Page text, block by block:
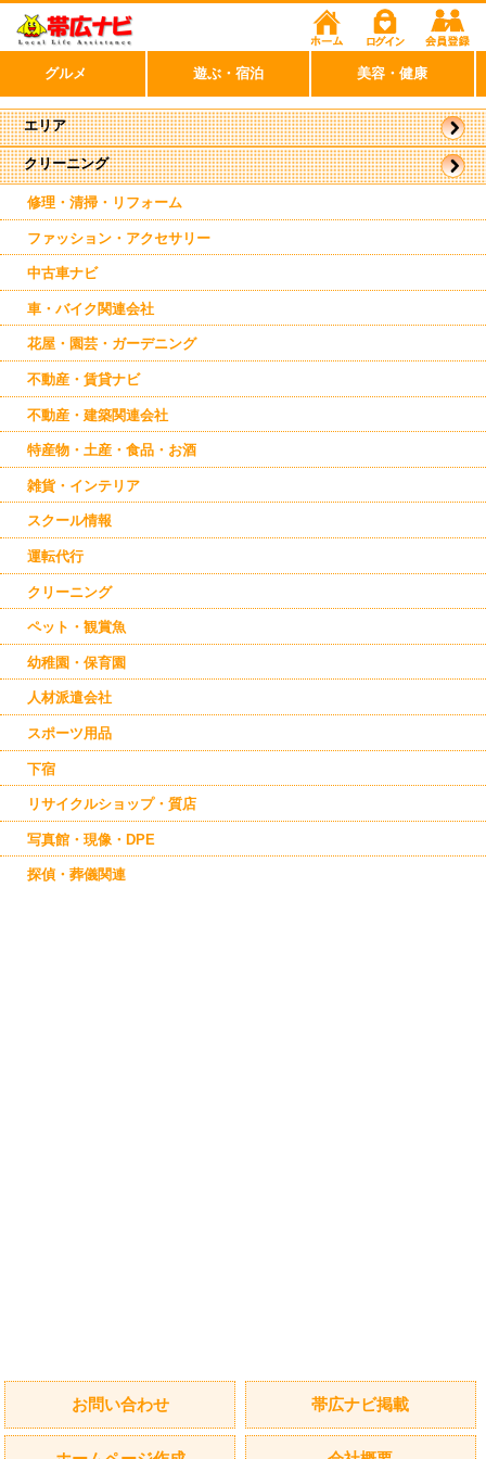
クリーニング
修理・清掃・リフォーム
ファッション・アクセサリー
中古車ナビ
車・バイク関連会社
花屋・園芸・ガーデニング
不動産・賃貸ナビ
不動産・建築関連会社
特産物・土産・食品・お酒
雑貨・インテリア
スクール情報
運転代行
クリーニング
ペット・観賞魚
幼稚園・保育園
人材派遣会社
スポーツ用品
下宿
リサイクルショップ・質店
写真館・現像・DPE
探偵・葬儀関連
エリア
帯広市
駅近郊
東帯広
南帯広
音更
幕別
グルメ 遊ぶ・宿泊 美容・健康
お問い合わせ 帯広ナビ掲載